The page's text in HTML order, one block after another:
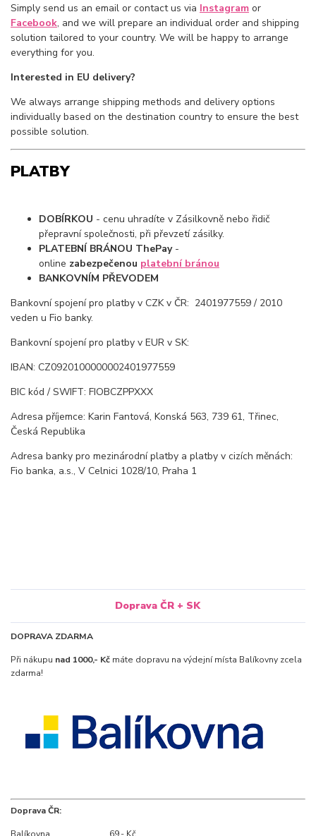
Doprava ČR + SK
DOPRAVA ZDARMA
Při nákupu nad 1000,- Kč máte dopravu na výdejní místa Balíkovny zcela
zdarma!
Doprava ČR:
Simply send us an email or contact us via Instagram or
Facebook, and we will prepare an individual order and shipping
solution tailored to your country. We will be happy to arrange
everything for you.
Interested in EU delivery?
We always arrange shipping methods and delivery options
individually based on the destination country to ensure the best
possible solution.
PLATBY
DOBÍRKOU - cenu uhradíte v Zásilkovně nebo řidič
přepravní společnosti, při převzetí zásilky.
PLATEBNÍ BRÁNOU ThePay-
online zabezpečenou platební bránou
BANKOVNÍM PŘEVODEM
Bankovní spojení pro platby v CZK v ČR: 2401977559 / 2010
veden u Fio banky.
Bankovní spojení pro platby v EUR v SK:
IBAN: CZ0920100000002401977559
BIC kód / SWIFT: FIOBCZPPXXX
Adresa příjemce: Karin Fantová, Konská 563, 739 61, Třinec,
Česká Republika
Adresa banky pro mezinárodní platby a platby v cizích měnách:
Fio banka, a.s., V Celnici 1028/10, Praha 1